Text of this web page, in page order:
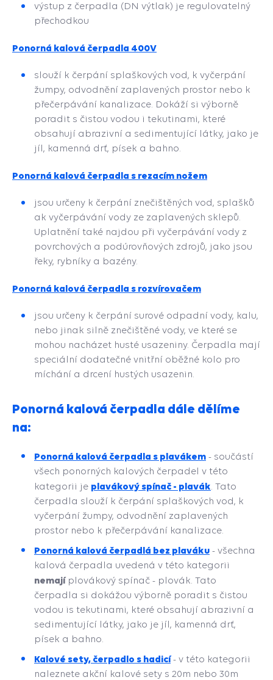
výstup z čerpadla (DN výtlak) je regulovatelný
přechodkou
Ponorná kalová čerpadla 400V
slouží k čerpání splaškových vod, k vyčerpání
žumpy, odvodnění zaplavených prostor nebo k
přečerpávání kanalizace. Dokáží si výborně
poradit s čistou vodou i tekutinami, které
obsahují abrazivní a sedimentující látky, jako je
jíl, kamenná drť, písek a bahno.
Ponorná kalová čerpadla s rezacím nožem
jsou určeny k čerpání znečištěných vod, splašků
ak vyčerpávání vody ze zaplavených sklepů.
Uplatnění také najdou při vyčerpávání vody z
povrchových a podúrovňových zdrojů, jako jsou
řeky, rybníky a bazény.
Ponorná kalová čerpadla s rozvírovačem
jsou určeny k čerpání surové odpadní vody, kalu,
nebo jinak silně znečištěné vody, ve které se
mohou nacházet husté usazeniny. Čerpadla mají
speciální dodatečné vnitřní oběžné kolo pro
míchání a drcení hustých usazenin.
Ponorná kalová čerpadla dále dělíme
na:
Ponorná kalová čerpadla s plavákem - součástí
všech ponorných kalových čerpadel v této
kategorii je plavákový spínač - plavák . Tato
čerpadla slouží k čerpání splaškových vod, k
vyčerpání žumpy, odvodnění zaplavených
prostor nebo k přečerpávání kanalizace.
Ponorná kalová čerpadlá bez plaváku - všechna
kalová čerpadla uvedená v této kategorii
nemajíplovákový spínač - plovák. Tato
čerpadla si dokážou výborně poradit s čistou
vodou is tekutinami, které obsahují abrazivní a
sedimentující látky, jako je jíl, kamenná drť,
písek a bahno.
Kalové sety, čerpadlo s hadicí- v této kategorii
naleznete akční kalové sety s 20m nebo 30m